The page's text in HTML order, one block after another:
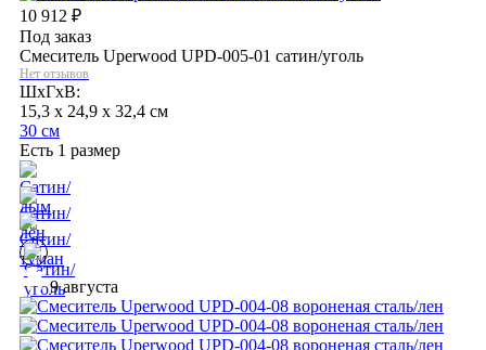
10 912 ₽
Под заказ
Смеситель Uperwood UPD-005-01 сатин/уголь
Нет отзывов
ШхГхВ:
15,3 x 24,9 x 32,4 см
30 см
Есть 1 размер
9 августа